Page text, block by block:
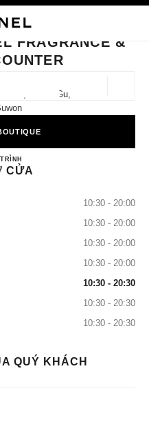
HÀNG
tìm kiếm này
FRAGRANCE & BEAUTY
FRAGRANCE &
Paldal-Gu,
1126
AK Suwon CHANEL Fragrance
CỬA
10:30 - 20:00
10:30 - 20:00
10:30 - 20:00
10:30 - 20:00
10:30 - 20:30
10:30 - 20:30
10:30 - 20:30
QUÝ KHÁCH